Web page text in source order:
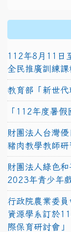
112年8月11日
全民推廣訓練
教育部「新世代
「112年度暑假
財團法人台灣
豬肉教學教師研
財團法人綠色和
2023年青少年
行政院農業委
資源學系訂於
際保育研討會」